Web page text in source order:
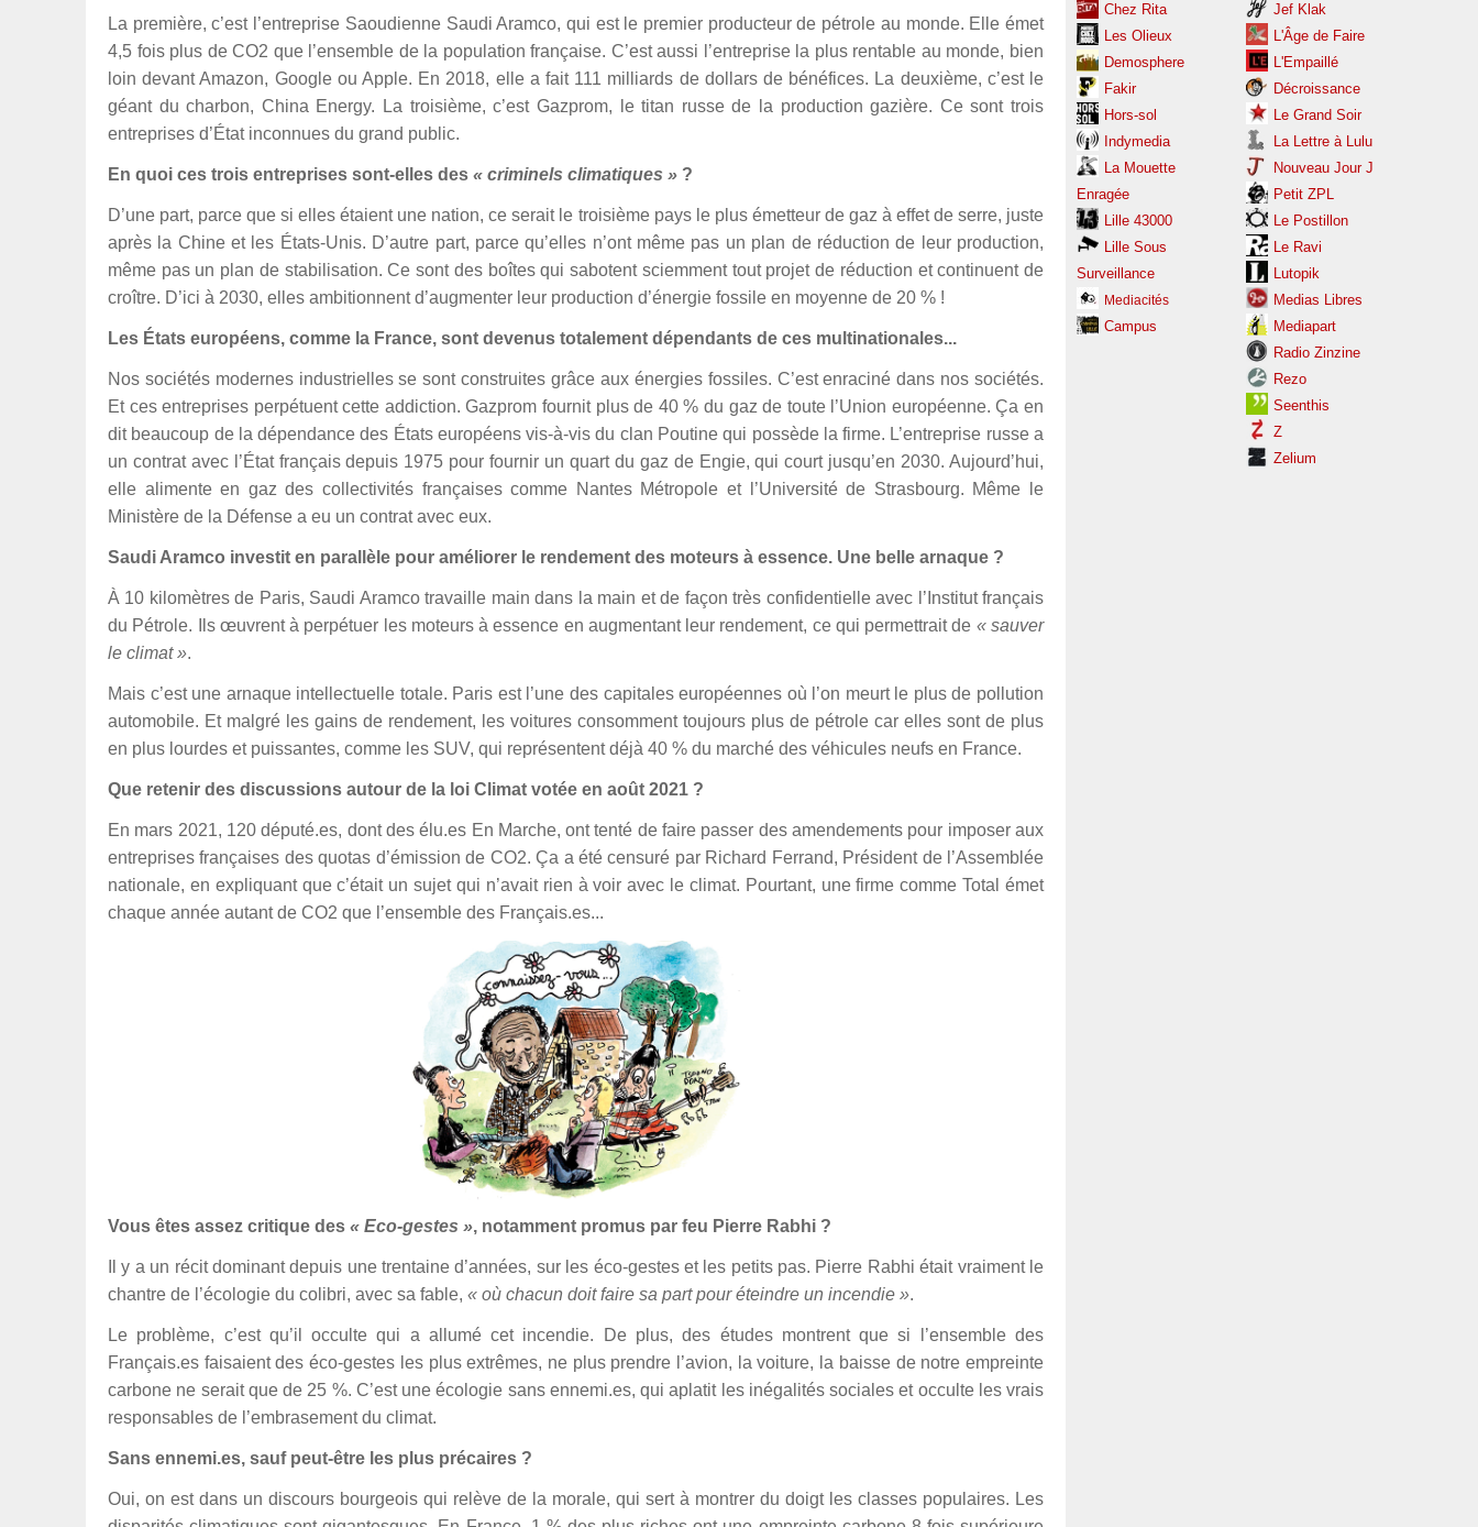
La première, c’est l’entreprise Saoudienne Saudi Aramco, qui est le premier producteur de pétrole au monde. Elle émet
4,5 fois plus de CO2 que l’ensemble de la population française. C’est aussi l’entreprise la plus rentable au monde, bien
loin devant Amazon, Google ou Apple. En 2018, elle a fait 111 milliards de dollars de bénéfices. La deuxième, c’est le
géant du charbon, China Energy. La troisième, c’est Gazprom, le titan russe de la production gazière. Ce sont trois
entreprises d’État inconnues du grand public.
En quoi ces trois entreprises sont-elles des « criminels climatiques » ?
D’une part, parce que si elles étaient une nation, ce serait le troisième pays le plus émetteur de gaz à effet de serre, juste
après la Chine et les États-Unis. D’autre part, parce qu’elles n’ont même pas un plan de réduction de leur production,
même pas un plan de stabilisation. Ce sont des boîtes qui sabotent sciemment tout projet de réduction et continuent de
croître. D’ici à 2030, elles ambitionnent d’augmenter leur production d’énergie fossile en moyenne de 20 % !
Les États européens, comme la France, sont devenus totalement dépendants de ces multinationales...
Nos sociétés modernes industrielles se sont construites grâce aux énergies fossiles. C’est enraciné dans nos sociétés.
Et ces entreprises perpétuent cette addiction. Gazprom fournit plus de 40 % du gaz de toute l’Union européenne. Ça en
dit beaucoup de la dépendance des États européens vis-à-vis du clan Poutine qui possède la firme. L’entreprise russe a
un contrat avec l’État français depuis 1975 pour fournir un quart du gaz de Engie, qui court jusqu’en 2030. Aujourd’hui,
elle alimente en gaz des collectivités françaises comme Nantes Métropole et l’Université de Strasbourg. Même le
Ministère de la Défense a eu un contrat avec eux.
Saudi Aramco investit en parallèle pour améliorer le rendement des moteurs à essence. Une belle arnaque ?
À 10 kilomètres de Paris, Saudi Aramco travaille main dans la main et de façon très confidentielle avec l’Institut français
du Pétrole. Ils œuvrent à perpétuer les moteurs à essence en augmentant leur rendement, ce qui permettrait de « sauver
le climat ».
Mais c’est une arnaque intellectuelle totale. Paris est l’une des capitales européennes où l’on meurt le plus de pollution
automobile. Et malgré les gains de rendement, les voitures consomment toujours plus de pétrole car elles sont de plus
en plus lourdes et puissantes, comme les SUV, qui représentent déjà 40 % du marché des véhicules neufs en France.
Que retenir des discussions autour de la loi Climat votée en août 2021 ?
En mars 2021, 120 député.es, dont des élu.es En Marche, ont tenté de faire passer des amendements pour imposer aux
entreprises françaises des quotas d’émission de CO2. Ça a été censuré par Richard Ferrand, Président de l’Assemblée
nationale, en expliquant que c’était un sujet qui n’avait rien à voir avec le climat. Pourtant, une firme comme Total émet
chaque année autant de CO2 que l’ensemble des Français.es...
Vous êtes assez critique des « Eco-gestes », notamment promus par feu Pierre Rabhi ?
Il y a un récit dominant depuis une trentaine d’années, sur les éco-gestes et les petits pas. Pierre Rabhi était vraiment le
chantre de l’écologie du colibri, avec sa fable, « où chacun doit faire sa part pour éteindre un incendie ».
Le problème, c’est qu’il occulte qui a allumé cet incendie. De plus, des études montrent que si l’ensemble des
Français.es faisaient des éco-gestes les plus extrêmes, ne plus prendre l’avion, la voiture, la baisse de notre empreinte
carbone ne serait que de 25 %. C’est une écologie sans ennemi.es, qui aplatit les inégalités sociales et occulte les vrais
responsables de l’embrasement du climat.
Sans ennemi.es, sauf peut-être les plus précaires ?
Oui, on est dans un discours bourgeois qui relève de la morale, qui sert à montrer du doigt les classes populaires. Les
Chez Rita
Les Olieux
Demosphere
Fakir
Hors-sol
Indymedia
La Mouette
Enragée
Lille 43000
Lille Sous
Surveillance
Mediacités
Campus
Jef Klak
L'Âge de Faire
L'Empaillé
Décroissance
Le Grand Soir
La Lettre à Lulu
Nouveau Jour J
Petit ZPL
Le Postillon
Le Ravi
Lutopik
Medias Libres
Mediapart
Radio Zinzine
Rezo
Seenthis
Z
Zelium